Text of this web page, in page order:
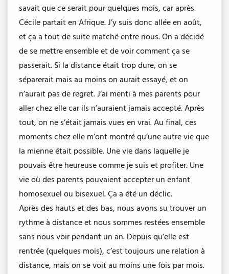
savait que ce serait pour quelques mois, car après
Cécile partait en Afrique. J’y suis donc allée en août,
et ça a tout de suite matché entre nous. On a décidé
de se mettre ensemble et de voir comment ça se
passerait. Si la distance était trop dure, on se
séparerait mais au moins on aurait essayé, et on
n’aurait pas de regret. J’ai menti à mes parents pour
aller chez elle car ils n’auraient jamais accepté. Après
tout, on ne s’était jamais vues en vrai. Au final, ces
moments chez elle m’ont montré qu’une autre vie que
la mienne était possible. Une vie dans laquelle je
pouvais être heureuse comme je suis et profiter. Une
vie où des parents pouvaient accepter un enfant
homosexuel ou bisexuel. Ça a été un déclic.
Après des hauts et des bas, nous avons su trouver un
rythme à distance et nous sommes restées ensemble
sans nous voir pendant un an. Depuis qu’elle est
rentrée (quelques mois), c’est toujours une relation à
distance, mais on se voit au moins une fois par mois.